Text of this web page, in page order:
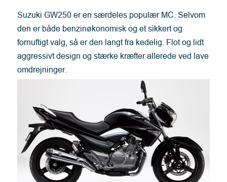
Suzuki GW250 er en særdeles populær MC. Selvom
den er både benzinøkonomisk og et sikkert og
fornuftigt valg, så er den langt fra kedelig. Flot og lidt
aggressivt design og stærke kræfter allerede ved lave
omdrejninger.